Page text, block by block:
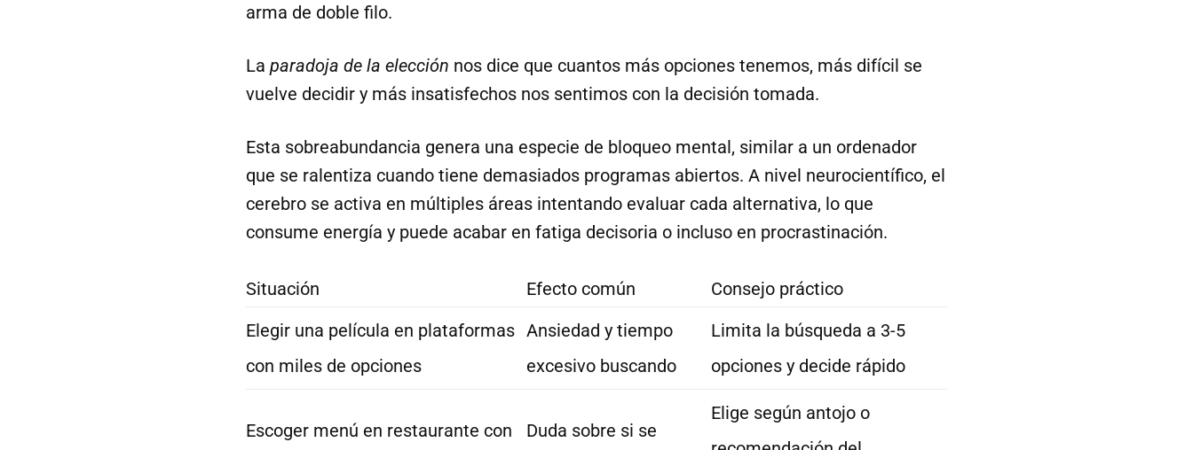
arma de doble filo.
La paradoja de la elección nos dice que cuantos más opciones tenemos, más difícil se
vuelve decidir y más insatisfechos nos sentimos con la decisión tomada.
Esta sobreabundancia genera una especie de bloqueo mental, similar a un ordenador
que se ralentiza cuando tiene demasiados programas abiertos. A nivel neurocientífico, el
cerebro se activa en múltiples áreas intentando evaluar cada alternativa, lo que
consume energía y puede acabar en fatiga decisoria o incluso en procrastinación.
Situación Efecto común
Consejo práctico
Elegir una película en plataformas
con miles de opciones
Ansiedad y tiempo
excesivo buscando
Limita la búsqueda a 3-5
opciones y decide rápido
Escoger menú en restaurante con
Duda sobre si se
Elige según antojo o